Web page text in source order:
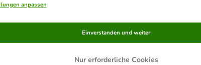
anpassen
Nur erforderliche Cookies
Einverstanden und weiter